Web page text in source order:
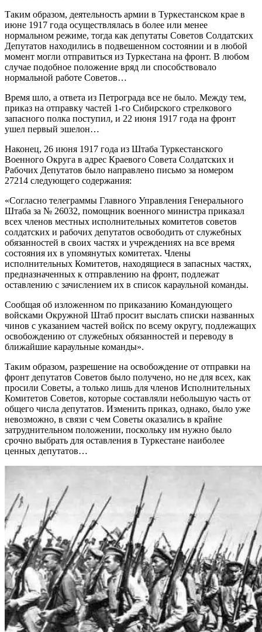
Таким образом, деятельность армии в Туркестанском крае в
июне 1917 года осуществлялась в более или менее
нормальном режиме, тогда как депутаты Советов Солдатских
Депутатов находились в подвешенном состоянии и в любой
момент могли отправиться из Туркестана на фронт. В любом
случае подобное положение вряд ли способствовало
нормальной работе Советов…
Время шло, а ответа из Петрограда все не было. Между тем,
приказ на отправку частей 1-го Сибирского стрелкового
запасного полка поступил, и 22 июня 1917 года на фронт
ушел первый эшелон…
Наконец, 26 июня 1917 года из Штаба Туркестанского
Военного Округа в адрес Краевого Совета Солдатских и
Рабочих Депутатов было направлено письмо за номером
27214 следующего содержания:
«Согласно телеграммы Главного Управления Генерального
Штаба за № 26032, помощник военного министра приказал
всех членов местных исполнительных комитетов советов
солдатских и рабочих депутатов освободить от служебных
обязанностей в своих частях и учреждениях на все время
состояния их в упомянутых комитетах. Члены
исполнительных Комитетов, находящиеся в запасных частях,
предназначенных к отправлению на фронт, подлежат
оставлению с зачислением их в список караульной команды.
Сообщая об изложенном по приказанию Командующего
войсками Окружной Штаб просит выслать списки названных
чинов с указанием частей войск по всему округу, подлежащих
освобождению от служебных обязанностей и переводу в
ближайшие караульные команды».
Таким образом, разрешение на освобождение от отправки на
фронт депутатов Советов было получено, но не для всех, как
просили Советы, а только лишь для членов Исполнительных
Комитетов Советов, которые составляли небольшую часть от
общего числа депутатов. Изменить приказ, однако, было уже
невозможно, в связи с чем Советы оказались в крайне
затруднительном положении, поскольку им нужно было
срочно выбрать для оставления в Туркестане наиболее
ценных депутатов…